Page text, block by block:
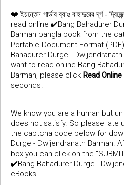
❤️ইয়ন্তেন গার্ডার ব্যাঙ বাহাদুরের দূর্গ -
read online ✔️Bang Bahadurer
Barman bangla book from the
Portable Document Format
Bahadurer Durge -
want to read online Bang
Barman, please click Read Online
seconds.
We know you are a human but
does not satisfy. So please late
the captcha code below for
Durge - Dwijendranath Barman.
box you can click on the
✔️Bang Bahadurer Durge -
eBooks.